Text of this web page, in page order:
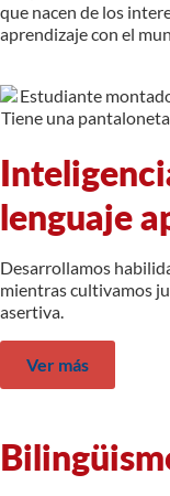
que nacen de los
aprendizaje con el
lenguaje
Desarrollamos
mientras cultivamos
asertiva.
Ver más